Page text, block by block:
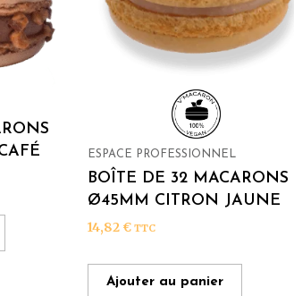
ESPACE PROFESSIONNEL
BOÎTE DE 32 MACARONS
Ø45MM CITRON JAUNE
14,82 € TTC
Ajouter au panier